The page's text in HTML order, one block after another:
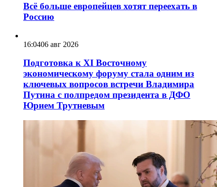
Всё больше европейцев хотят переехать в
Россию
16:0406 авг 2026
Подготовка к XI Восточному
экономическому форуму стала одним из
ключевых вопросов встречи Владимира
Путина с полпредом президента в ДФО
Юрием Трутневым